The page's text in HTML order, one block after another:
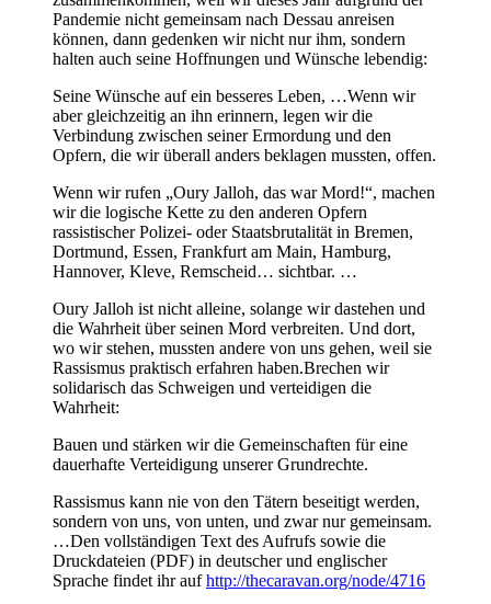
Pandemie nicht gemeinsam nach Dessau anreisen
können, dann gedenken wir nicht nur ihm, sondern
halten auch seine Hoffnungen und Wünsche lebendig:
Seine Wünsche auf ein besseres Leben, …Wenn wir
aber gleichzeitig an ihn erinnern, legen wir die
Verbindung zwischen seiner Ermordung und den
Opfern, die wir überall anders beklagen mussten, offen.
Wenn wir rufen „Oury Jalloh, das war Mord!“, machen
wir die logische Kette zu den anderen Opfern
rassistischer Polizei- oder Staatsbrutalität in Bremen,
Dortmund, Essen, Frankfurt am Main, Hamburg,
Hannover, Kleve, Remscheid… sichtbar. …
Oury Jalloh ist nicht alleine, solange wir dastehen und
die Wahrheit über seinen Mord verbreiten. Und dort,
wo wir stehen, mussten andere von uns gehen, weil sie
Rassismus praktisch erfahren haben.Brechen wir
solidarisch das Schweigen und verteidigen die
Wahrheit:
Bauen und stärken wir die Gemeinschaften für eine
dauerhafte Verteidigung unserer Grundrechte.
Rassismus kann nie von den Tätern beseitigt werden,
sondern von uns, von unten, und zwar nur gemeinsam.
…Den vollständigen Text des Aufrufs sowie die
Druckdateien (PDF) in deutscher und englischer
Sprache findet ihr aufhttp://thecaravan.org/node/4716